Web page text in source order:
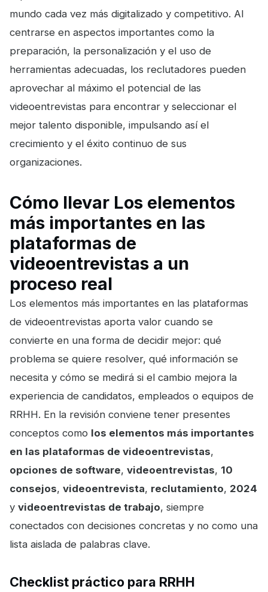
mundo cada vez más digitalizado y competitivo. Al
centrarse en aspectos importantes como la
preparación, la personalización y el uso de
herramientas adecuadas, los reclutadores pueden
aprovechar al máximo el potencial de las
videoentrevistas para encontrar y seleccionar el
mejor talento disponible, impulsando así el
crecimiento y el éxito continuo de sus
organizaciones.
Cómo llevar Los elementos
más importantes en las
plataformas de
videoentrevistas a un
proceso real
Los elementos más importantes en las plataformas
de videoentrevistas aporta valor cuando se
convierte en una forma de decidir mejor: qué
problema se quiere resolver, qué información se
necesita y cómo se medirá si el cambio mejora la
experiencia de candidatos, empleados o equipos de
RRHH. En la revisión conviene tener presentes
conceptos como los elementos más importantes
en las plataformas de videoentrevistas,
opciones de software, videoentrevistas, 10
consejos, videoentrevista, reclutamiento, 2024
y videoentrevistas de trabajo, siempre
conectados con decisiones concretas y no como una
lista aislada de palabras clave.
Checklist práctico para RRHH